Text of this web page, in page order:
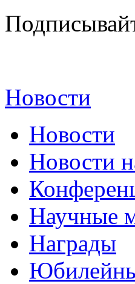
Новости
Новости
Новости
Научные
Награды